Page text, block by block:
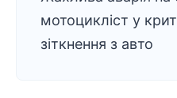
мотоцикліст у
зіткнення з авто